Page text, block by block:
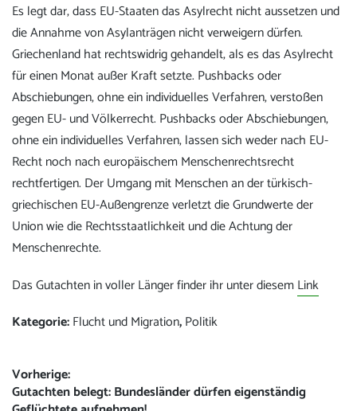
Es legt dar, dass EU-Staaten das Asylrecht nicht aussetzen und
die Annahme von Asylanträgen nicht verweigern dürfen.
Griechenland hat rechtswidrig gehandelt, als es das Asylrecht
für einen Monat außer Kraft setzte. Pushbacks oder
Abschiebungen, ohne ein individuelles Verfahren, verstoßen
gegen EU- und Völkerrecht. Pushbacks oder Abschiebungen,
ohne ein individuelles Verfahren, lassen sich weder nach EU-
Recht noch nach europäischem Menschenrechtsrecht
rechtfertigen. Der Umgang mit Menschen an der türkisch-
griechischen EU-Außengrenze verletzt die Grundwerte der
Union wie die Rechtsstaatlichkeit und die Achtung der
Menschenrechte.
Das Gutachten in voller Länger finder ihr unter diesemLink
Kategorie:Flucht und Migration,Politik
Beitrags-
Navigation
Vorherige:
Vorheriger
Gutachten belegt: Bundesländer dürfen eigenständig